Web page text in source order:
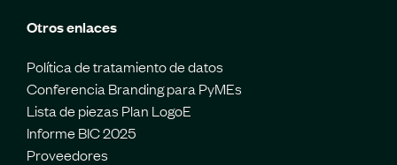
Otros enlaces
Política de tratamiento de datos
Conferencia Branding para PyMEs
Lista de piezas Plan LogoE
Informe BIC 2025
Proveedores